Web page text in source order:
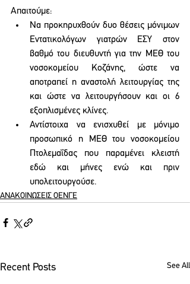
Απαιτούμε:
Να προκηρυχθούν δυο θέσεις μόνιμων
Εντατικολόγων γιατρών ΕΣΥ στον
βαθμό του διευθυντή για την ΜΕΘ του
νοσοκομείου Κοζάνης, ώστε να
αποτραπεί η αναστολή λειτουργίας της
και ώστε να λειτουργήσουν και οι 6
εξοπλισμένες κλίνες.
Αντίστοιχα να ενισχυθεί με μόνιμο
προσωπικό η ΜΕΘ του νοσοκομείου
Πτολεμαΐδας που παραμένει κλειστή
εδώ και μήνες ενώ και πριν
υπολειτουργούσε.
ΑΝΑΚΟΙΝΩΣΕΙΣ ΟΕΝΓΕ
Recent Posts See All